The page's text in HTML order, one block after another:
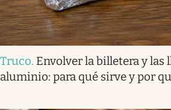
Truco. Envolver la billetera y las
aluminio: para qué sirve y por